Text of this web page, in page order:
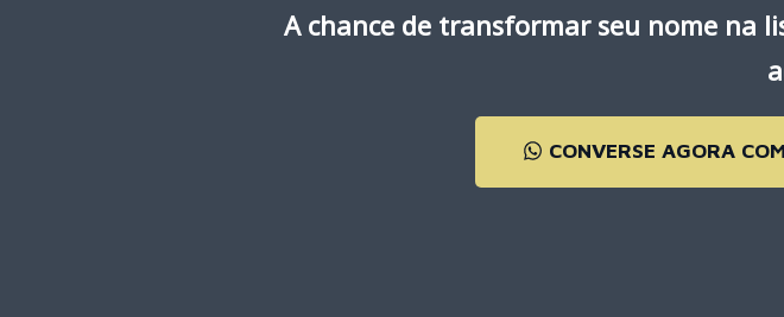
A chance de transformar seu nome na
CONVERSE AGORA